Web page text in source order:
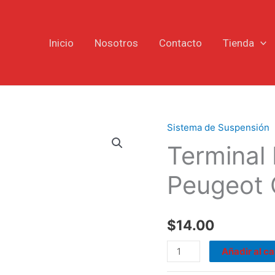
Inicio Nosotros Contacto Tienda
Sistema de Suspensión
Terminal
Peugeot
$14.00
Terminal
Dirección
RH
Peugeot
Citroën
Añadir al